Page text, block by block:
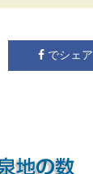
でシェア